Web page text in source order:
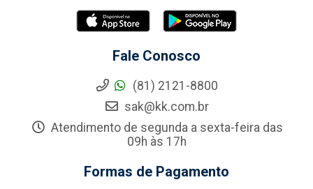
Fale Conosco
(81) 2121-8800
sak@kk.com.br
Atendimento de segunda a sexta-feira das
09h às 17h
Formas de Pagamento